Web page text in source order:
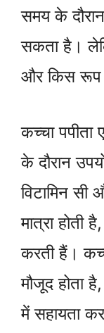
समय के
सकता है।
और किस रूप
कच्चा पपीता
के दौरान
विटामिन
मात्रा होती
करती हैं।
मौजूद होता
में सहायता